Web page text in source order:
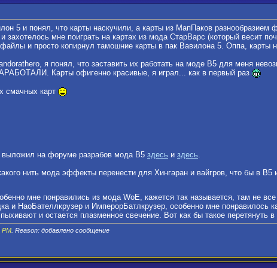
5 и понял, что карты наскучили, а карты из МапПаков
захотелось мне поиграть на картах из мода СтарВарс (который весит
файлы и просто копирнул тамошние карты в пак Вавилона 5. Оппа, карты
я понял, что заставить их работать на моде В5 для меня
Карты офигенно красивые, я играл... как в первый раз
смачных карт
на форуме разрабов мода В5 здесь и здесь.
нить мода эффекты перенести для Хингаран и вайгров, что бы в В5
мне понравились из мода WoE, кажется так называется, там не
и НаоБателлкрузер и ИмперорБатлкрузер, особенно мне понравилось
и остается плазменное свечение. Вот как бы такое перетянуть
PM . Reason: добавлено сообщение